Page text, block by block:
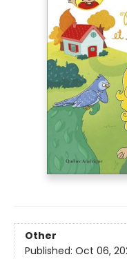
Other
Published: Oct 06,